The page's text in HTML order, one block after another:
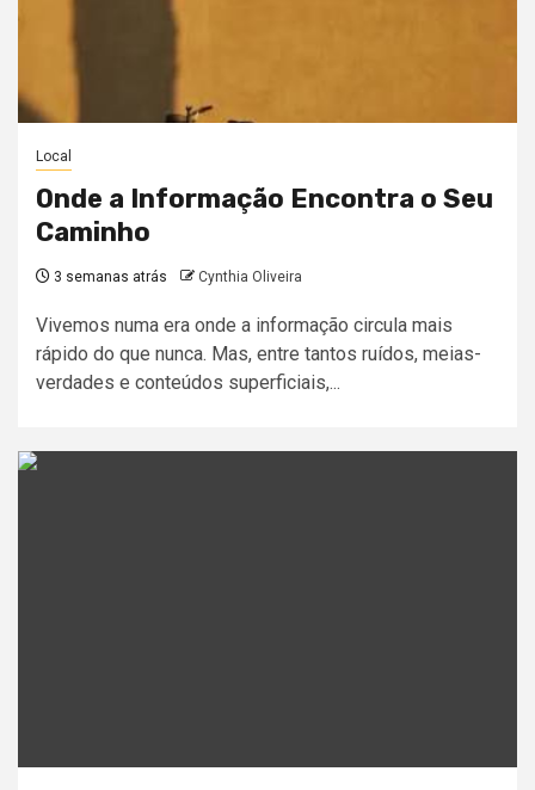
Local
Onde a Informação Encontra o Seu
Caminho
3 semanas atrás Cynthia Oliveira
Vivemos numa era onde a informação circula mais
rápido do que nunca. Mas, entre tantos ruídos, meias-
verdades e conteúdos superficiais,...